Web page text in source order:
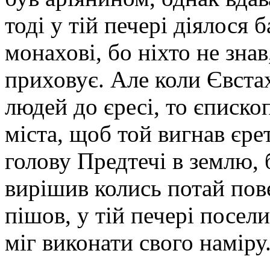
тоді у тій печері діялося
монахові, бо ніхто не
приховує. Але коли
людей до єресі, то
міста, щоб той вигнав
голову Предтечі в землю,
вирішив колись потай
пішов, у тій печері
міг виконати свого